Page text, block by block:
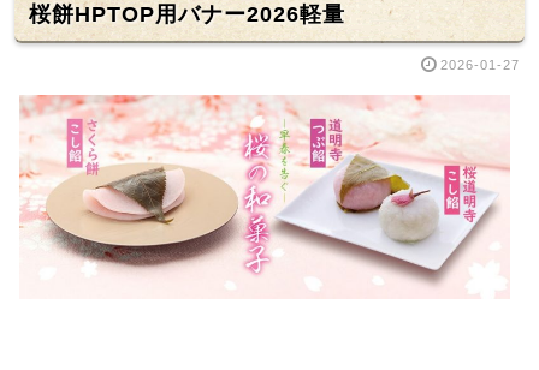
桜餅HPTOP用バナー2026軽量
2026-01-27